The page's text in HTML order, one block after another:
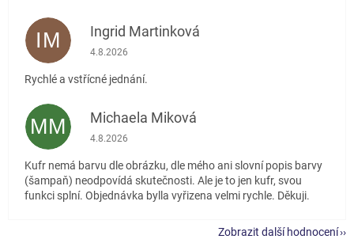
IM Ingrid Martinková
Hodnocení obchodu je 5 z 5 hvězdiček.
4.8.2026
Rychlé a vstřícné jednání.
MM Michaela Miková
Hodnocení obchodu je 5 z 5 hvězdiček.
4.8.2026
Kufr nemá barvu dle obrázku, dle mého ani slovní popis barvy
(šampaň) neodpovídá skutečnosti. Ale je to jen kufr, svou
funkci splní. Objednávka bylla vyřizena velmi rychle. Děkuji.
Zobrazit další hodnocení